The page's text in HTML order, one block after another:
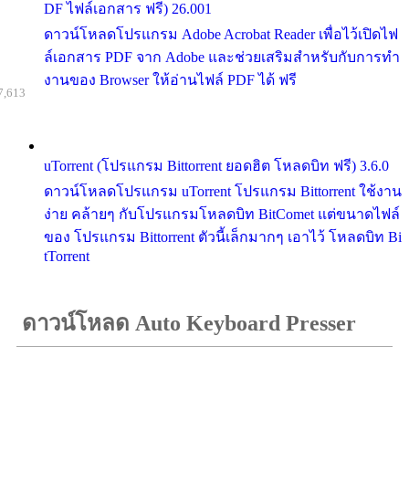
DF ไฟล์เอกสาร ฟรี) 26.001
ดาวน์โหลดโปรแกรม Adobe Acrobat Reader เพื่อไว้เปิดไฟ
ล์เอกสาร PDF จาก Adobe และช่วยเสริมสำหรับกับการทำ
งานของ Browser ให้อ่านไฟล์ PDF ได้ ฟรี
uTorrent (โปรแกรม Bittorrent ยอดฮิต โหลดบิท ฟรี) 3.6.0
ดาวน์โหลดโปรแกรม uTorrent โปรแกรม Bittorrent ใช้งาน
ง่าย คล้ายๆ กับโปรแกรมโหลดบิท BitComet แต่ขนาดไฟล์
ของ โปรแกรม Bittorrent ตัวนี้เล็กมากๆ เอาไว้ โหลดบิท Bi
tTorrent
ดาวน์โหลด Auto Keyboard Presser